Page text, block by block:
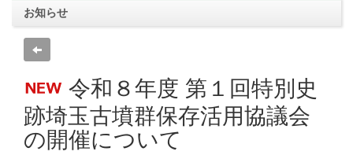
お知らせ
令和８年度 第１回特別史
跡埼玉古墳群保存活用協議会
の開催について